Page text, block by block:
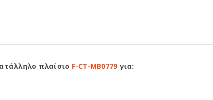
πλαίσιο F-CT-MB0779για: